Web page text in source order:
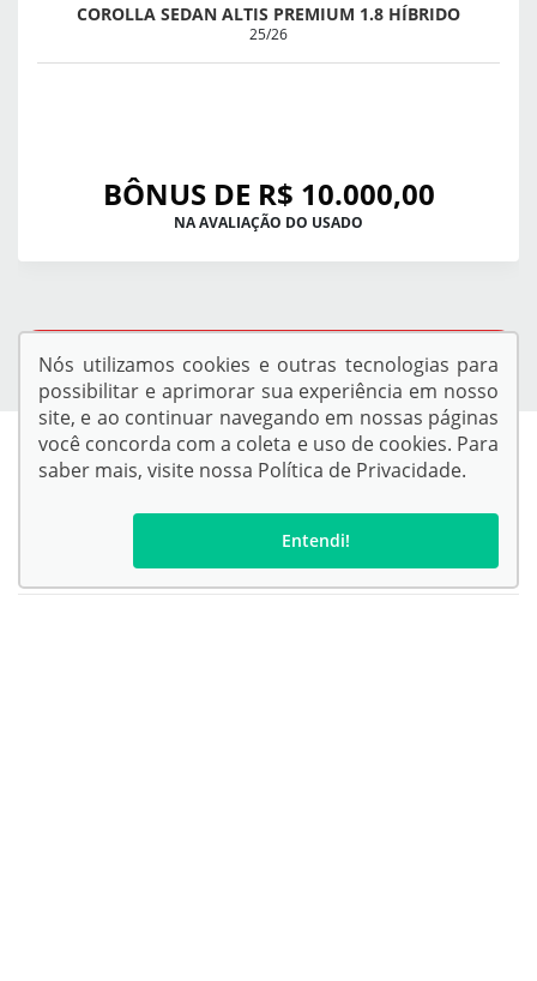
COROLLA SEDAN ALTIS PREMIUM 1.8 HÍBRIDO
25/26
BÔNUS DE R$ 10.000,00
NA AVALIAÇÃO DO USADO
QUERO VER TODAS AS OFERTAS
Confira endereços, telefones e horários, selecionando a unidade
abaixo:
Nós utilizamos cookies e outras tecnologias para
possibilitar e aprimorar sua experiência em nosso
site, e ao continuar navegando em nossas páginas
você concorda com a coleta e uso de cookies. Para
saber mais, visite nossa Política de Privacidade.
Entendi!